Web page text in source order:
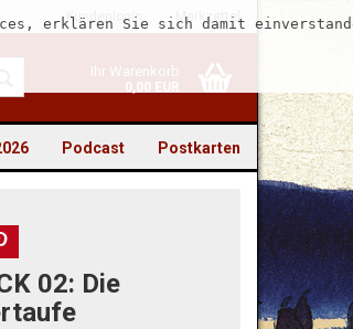
Kundenlogin Merkzettel
Ihr Warenkorb
0,00 EUR
erklären Sie sich damit
Postkarten
Podcast
it
02: Die